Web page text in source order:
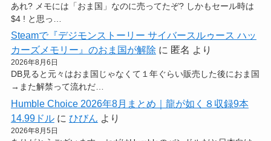
あれ? メモには「おま国」なのに売ってたぞ? しかもセール時は
$4 ! と思っ…
Steamで『デジモンストーリー サイバースルゥース ハッ
カーズメモリー』のおま国が解除 に 匿名 より
2026年8月6日
DB見ると元々はおま国じゃなくて１年ぐらい販売した後におま国
→また解禁って流れだ…
Humble Choice 2026年8月まとめ｜龍が如く８収録9本
14.99ドルに ひびん より
2026年8月5日